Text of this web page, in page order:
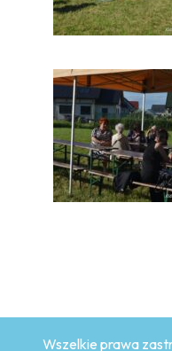
Wszelkie prawa